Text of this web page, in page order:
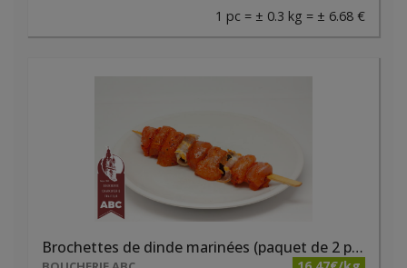
1 pc = ± 0.3 kg = ± 6.68 €
Brochettes de dinde marinées (paquet de 2 pièces)